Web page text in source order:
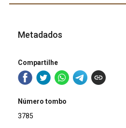
Metadados
Compartilhe
Número tombo
3785